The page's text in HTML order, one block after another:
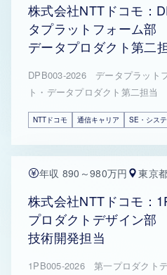
株式会社NTTドコモ
タプラットフォーム部
データプロダクト第二
DPB003-2026 データプラット
ト・データプロダクト第二担当
NTTドコモ 通信キャリア SE・シス
年収 890～980万円 東京
株式会社NTTドコモ
プロダクトデザイン
技術開発担当
1PB005-2026 第一プロダクト